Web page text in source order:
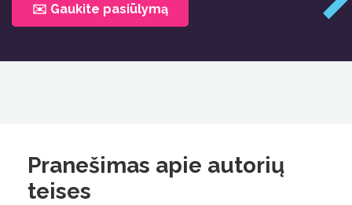
✉️ Gaukite pasiūlymą
Pranešimas apie autorių
teises